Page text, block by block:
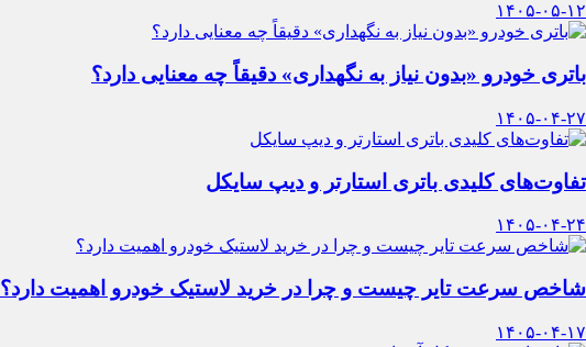
۱۴۰۵-۰۵-۱۲
باتری خودرو «بدون نیاز به نگهداری» دقیقاً چه معنایی دارد؟
۱۴۰۵-۰۴-۲۷
تفاوت‌های کلیدی باتری استارتر و دیپ سایکل
۱۴۰۵-۰۴-۲۴
شاخص سرعت تایر چیست و چرا در خرید لاستیک خودرو اهمیت دارد؟
۱۴۰۵-۰۴-۱۷